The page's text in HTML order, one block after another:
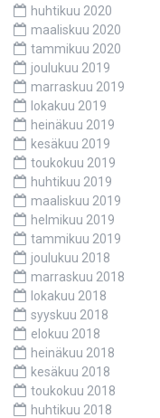
huhtikuu 2020
maaliskuu 2020
tammikuu 2020
joulukuu 2019
marraskuu 2019
lokakuu 2019
heinäkuu 2019
kesäkuu 2019
toukokuu 2019
huhtikuu 2019
maaliskuu 2019
helmikuu 2019
tammikuu 2019
joulukuu 2018
marraskuu 2018
lokakuu 2018
syyskuu 2018
elokuu 2018
heinäkuu 2018
kesäkuu 2018
toukokuu 2018
huhtikuu 2018